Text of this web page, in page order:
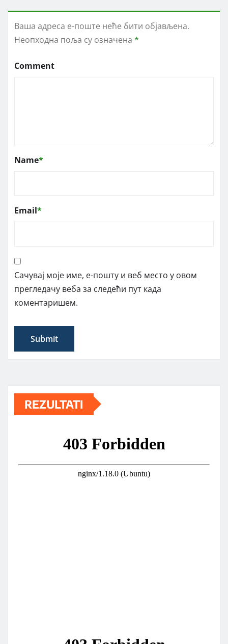
Ваша адреса е-поште неће бити објављена.
Неопходна поља су означена *
Comment
Name*
Email*
Сачувај моје име, е-пошту и веб место у овом
прегледачу веба за следећи пут када
коментаришем.
REZULTATI